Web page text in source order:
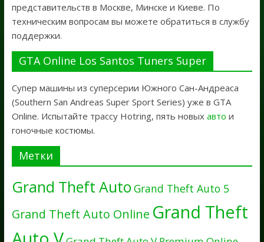
представительств в Москве, Минске и Киеве. По
техническим вопросам вы можете обратиться в службу
поддержки.
GTA Online Los Santos Tuners Super
Супер машины из суперсерии Южного Сан-Андреаса
(Southern San Andreas Super Sport Series) уже в GTA
Online. Испытайте трассу Hotring, пять новых авто и
гоночные костюмы.
Метки
Grand Theft Auto Grand Theft Auto 5
Grand Theft Auto Online Grand Theft